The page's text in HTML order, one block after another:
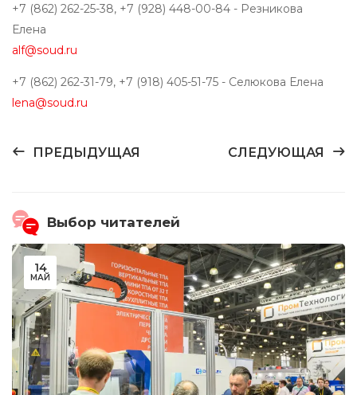
+7 (862) 262-25-38, +7 (928) 448-00-84 - Резникова
Елена
alf@soud.ru
+7 (862) 262-31-79, +7 (918) 405-51-75 - Селюкова Елена
lena@soud.ru
ПРЕДЫДУЩАЯ СЛЕДУЮЩАЯ
Выбор читателей
14
МАЙ